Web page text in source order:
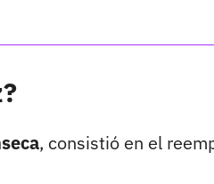
, consistió en el